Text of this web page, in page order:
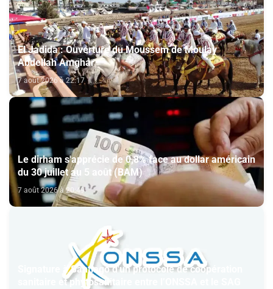
El Jadida : Ouverture du Moussem de Moulay
Abdellah Amghar
7 août 2026 à 22:17
Le dirham s'apprécie de 0,8% face au dollar américain
du 30 juillet au 5 août (BAM)
7 août 2026 à 20:49
Signature à Santiago d'un protocole de coopération
sanitaire et phytosanitaire entre l’ONSSA et le SAG